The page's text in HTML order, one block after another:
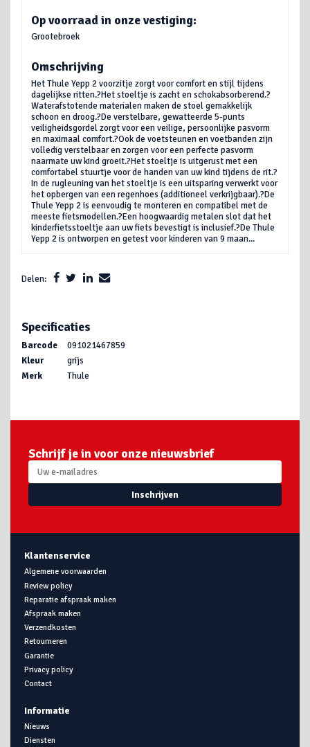
Op voorraad in onze vestiging:
Grootebroek
Omschrijving
Het Thule Yepp 2 voorzitje zorgt voor comfort en stijl tijdens
dagelijkse ritten.?Het stoeltje is zacht en schokabsorberend.?
Waterafstotende materialen maken de stoel gemakkelijk
schoon en droog.?De verstelbare, gewatteerde 5-punts
veiligheidsgordel zorgt voor een veilige, persoonlijke pasvorm
en maximaal comfort.?Ook de voetsteunen en voetbanden zijn
volledig verstelbaar en zorgen voor een perfecte pasvorm
naarmate uw kind groeit.?Het stoeltje is uitgerust met een
comfortabel stuurtje voor de handen van uw kind tijdens de rit.?
In de rugleuning van het stoeltje is een uitsparing verwerkt voor
het opbergen van een regenhoes (additioneel verkrijgbaar).?De
Thule Yepp 2 is eenvoudig te monteren en compatibel met de
meeste fietsmodellen.?Een hoogwaardig metalen slot dat het
kinderfietsstoeltje aan uw fiets bevestigt is inclusief.?De Thule
Yepp 2 is ontworpen en getest voor kinderen van 9 maan...
Delen:
Specificaties
Barcode
091021467859
Kleur
grijs
Merk
Thule
Schrijf je in voor onze nieuwsbrief
Inschrijven
Klantenservice
Algemene voorwaarden
Review policy
Reparatie afspraak maken
Afspraak maken
Verzendkosten
Retourneren
Garantie
Privacy policy
Contact
Informatie
Nieuws
Diensten